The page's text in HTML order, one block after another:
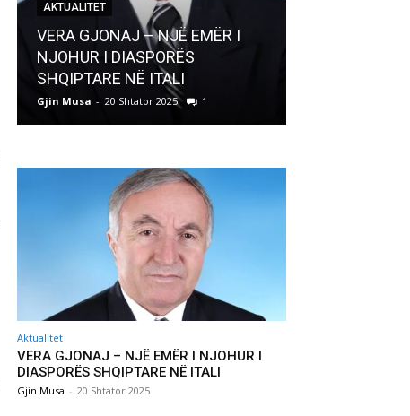
AKTUALITET
VERA GJONAJ – NJË EMËR I
NJOHUR I DIASPORËS
SHQIPTARE NË ITALI
Gjin Musa - 20 Shtator 2025 1
Aktualitet
VERA GJONAJ – NJË EMËR I NJOHUR I
DIASPORËS SHQIPTARE NË ITALI
Gjin Musa - 20 Shtator 2025